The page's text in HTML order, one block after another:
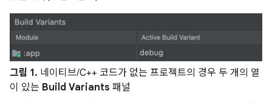
그림 1. 네이티브/C++ 코드가 없는 프로젝트의 경우 두 개의 열
이 있는 Build Variants 패널